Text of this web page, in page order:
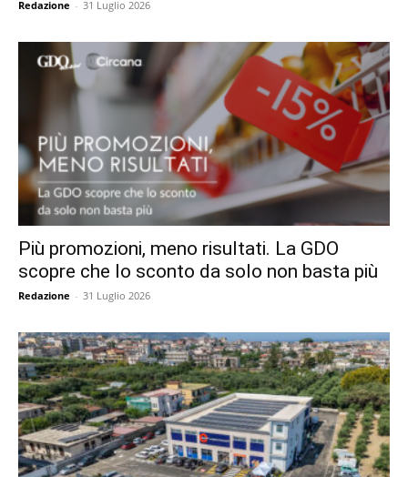
Redazione - 31 Luglio 2026
Più promozioni, meno risultati. La GDO
scopre che lo sconto da solo non basta più
Redazione - 31 Luglio 2026